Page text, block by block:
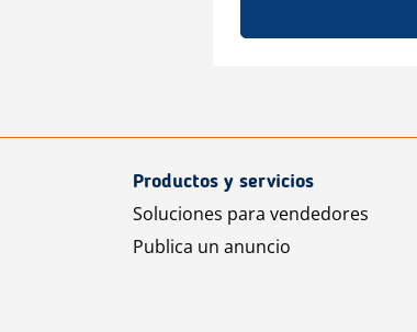
Productos y servicios
Soluciones para vendedores
Publica un anuncio